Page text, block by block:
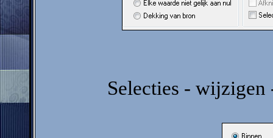
Selecties - wijzigen